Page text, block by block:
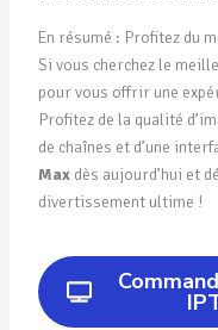
En résumé : Profitez du
Si vous cherchez le
pour vous offrir une
Profitez de la qualité
de chaînes et d’une
Maxdès aujourd’hui et
divertissement ultime !